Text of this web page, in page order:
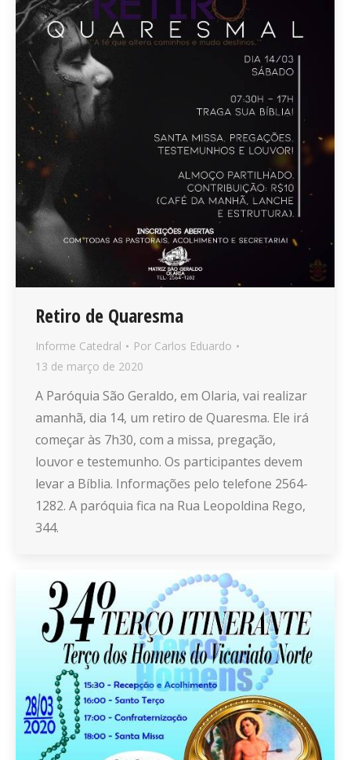
Retiro de Quaresma
Informe Catedral Por Carlos Eduardo
13 de março de 2020
A Paróquia São Geraldo, em Olaria, vai realizar
amanhã, dia 14, um retiro de Quaresma. Ele irá
começar às 7h30, com a missa, pregação,
louvor e testemunho. Os participantes devem
levar a Bíblia. Informações pelo telefone 2564-
1282. A paróquia fica na Rua Leopoldina Rego,
344.